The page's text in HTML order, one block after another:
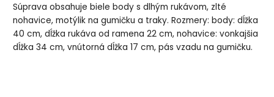
Súprava obsahuje biele body s dlhým rukávom, zlté
nohavice, motýlik na gumičku a traky. Rozmery: body: dĺžka
40 cm, dĺžka rukáva od ramena 22 cm, nohavice: vonkajšia
dĺžka 34 cm, vnútorná dĺžka 17 cm, pás vzadu na gumičku.